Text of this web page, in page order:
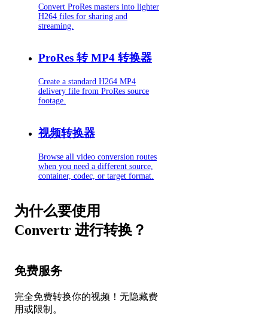
Convert ProRes masters into lighter
H264 files for sharing and
streaming.
ProRes 转 MP4 转换器
Create a standard H264 MP4
delivery file from ProRes source
footage.
视频转换器
Browse all video conversion routes
when you need a different source,
container, codec, or target format.
为什么要使用
Convertr 进行转换？
免费服务
完全免费转换你的视频！无隐藏费
用或限制。